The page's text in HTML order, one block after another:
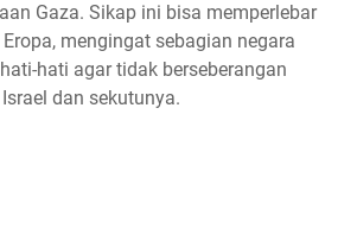
Gaza. Sikap ini bisa memperlebar
mengingat sebagian negara
hati agar tidak berseberangan
dan sekutunya.